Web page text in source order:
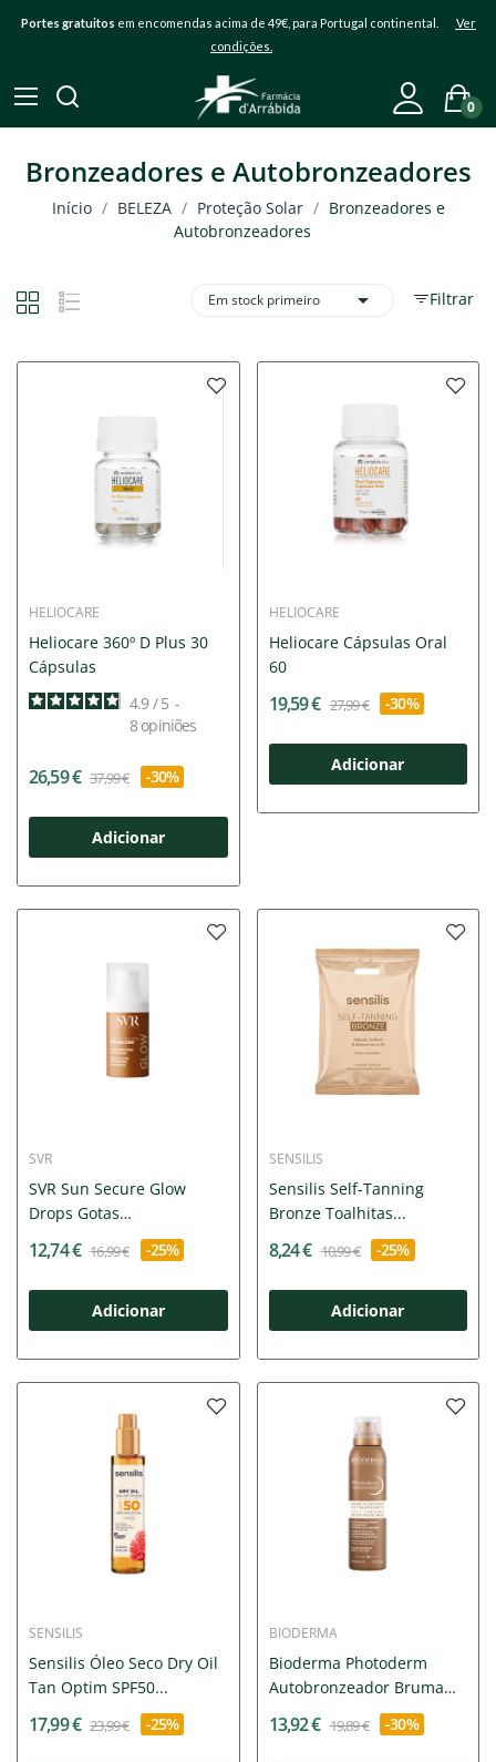
Portes gratuitos em encomendas acima de 49€, para Portugal continental. Ver
condições.
0
Bronzeadores e Autobronzeadores
Início BELEZA Proteção Solar
Bronzeadores e
Autobronzeadores
Filtrar
Em stock primeiro 
HELIOCARE
Heliocare 360º D Plus 30
Cápsulas
4.9/ 5 -
8opiniões
26,59 € 37,99 € -30%
Adicionar
HELIOCARE
Heliocare Cápsulas Oral
60
19,59 € 27,99 € -30%
Adicionar
SVR
SVR Sun Secure Glow
Drops Gotas
12,74 € 16,99 € -25%
Adicionar
SENSILIS
Sensilis Self-Tanning
Bronze Toalhitas...
8,24 € 10,99 € -25%
Adicionar
SENSILIS
Sensilis Óleo Seco Dry Oil
Tan Optim SPF50...
17,99 € 23,99 € -25%
BIODERMA
Bioderma Photoderm
Autobronzeador Bruma
13,92 € 19,89 € -30%